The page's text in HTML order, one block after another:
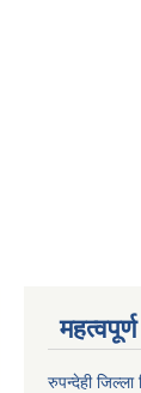
रुपन्देही जिल्ला